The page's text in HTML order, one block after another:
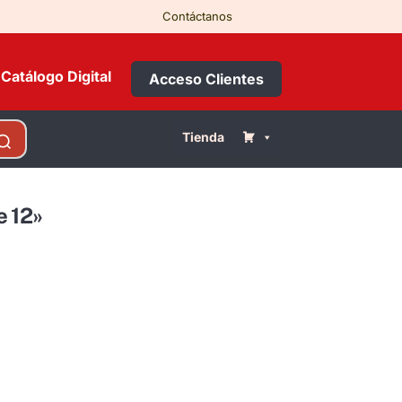
Contáctanos
Catálogo Digital Acceso Clientes
Tienda
12»